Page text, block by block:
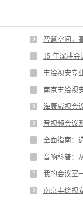
我的会议室